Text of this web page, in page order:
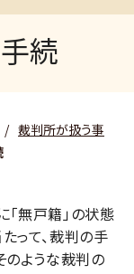
続
/ 裁判所が扱う事
無戸籍」の状態
って、裁判の手
のような裁判の